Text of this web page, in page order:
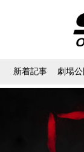
新着記事 劇場公